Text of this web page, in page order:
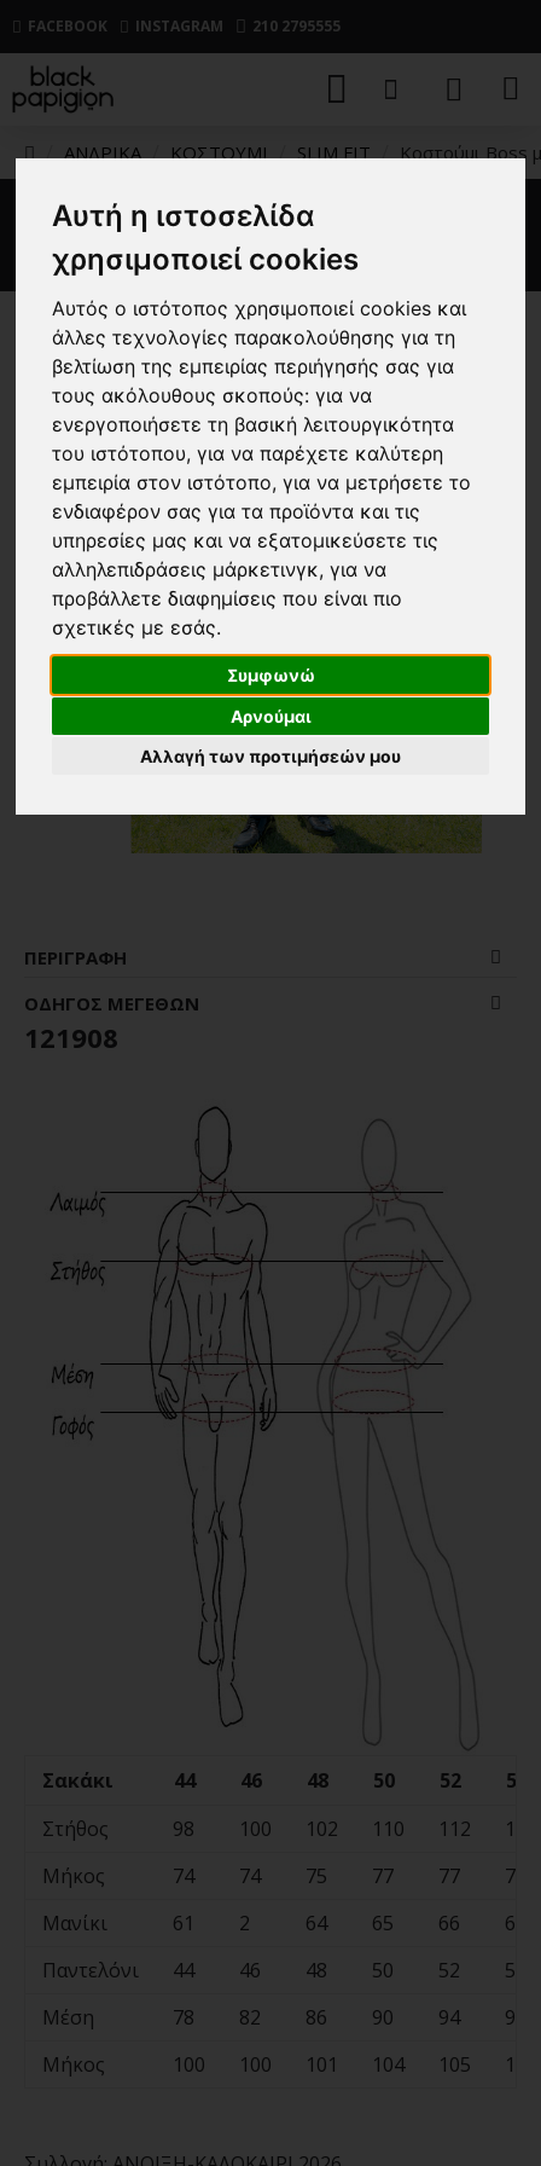
Αυτή η ιστοσελίδα
χρησιμοποιεί cookies
Αυτός ο ιστότοπος χρησιμοποιεί cookies και
άλλες τεχνολογίες παρακολούθησης για τη
βελτίωση της εμπειρίας περιήγησής σας για
τους ακόλουθους σκοπούς:για να
ενεργοποιήσετε τη βασική λειτουργικότητα
του ιστότοπου,για να παρέχετε καλύτερη
εμπειρία στον ιστότοπο,για να μετρήσετε το
ενδιαφέρον σας για τα προϊόντα και τις
υπηρεσίες μας και να εξατομικεύσετε τις
αλληλεπιδράσεις μάρκετινγκ,για να
προβάλλετε διαφημίσεις που είναι πιο
σχετικές με εσάς.
Συμφωνώ
Αρνούμαι
Αλλαγή των προτιμήσεών μου
FACEBOOK INSTAGRAM 210 2795555
ΑΝΔΡΙΚΑ ΚΟΣΤΟΥΜΙ SLIM FIT Κοστούμι Boss
Κοστούμι Boss μπλε
ΠΕΡΙΓΡΑΦΉ
ΟΔΗΓΌΣ ΜΕΓΕΘΏΝ
121908
Σακάκι 44 46 48 50 52
54
Στήθος
98 100 102 110 112
114
Μήκος
74 74 75 77 77
79
Μανίκι
61 2 64 65 66
68
Παντελόνι
44 46 48 50 52
54
Μέση
78 82 86 90 94
98
Μήκος
100 100 101 104 105 106